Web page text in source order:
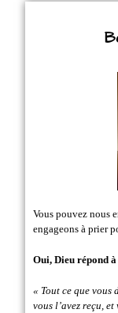
Vous pouvez nous
engageons à prier
Oui, Dieu répond
« Tout ce que vous
vous l’avez reçu,